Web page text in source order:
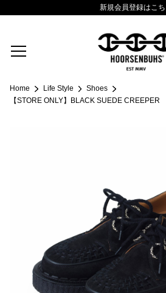
.925 Sterling
新規会員登録はこち
Home Life Style
Shoes
【STORE ONLY】BLACK SUEDE CREEPER